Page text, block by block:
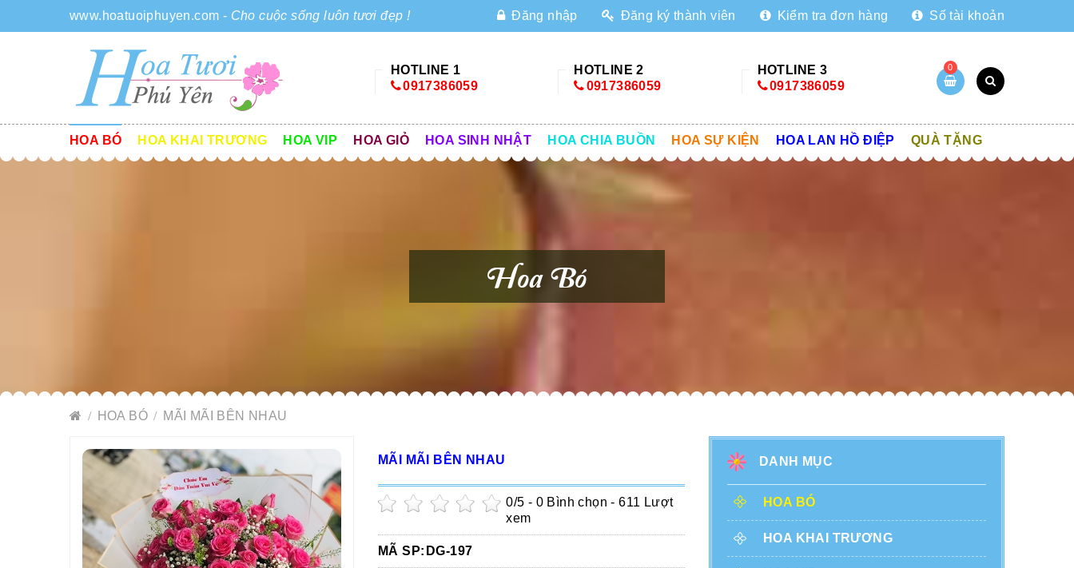
www.hoatuoiphuyen.com - Cho cuộc sống luôn tươi đẹp ! Đăng nhập Đăng ký thành viên Kiểm tra đơn hàng Số tài khoản
HOTLINE 1
0917386059
HOTLINE 2
0917386059
HOTLINE 3
0917386059
0
HOA BÓ HOA KHAI TRƯƠNG HOA VIP HOA GIỎ HOA SINH NHẬT HOA CHIA BUỒN HOA SỰ KIỆN HOA LAN HỒ ĐIỆP QUÀ TẶNG
Hoa Bó
HOA BÓ MÃI MÃI BÊN NHAU
MÃI MÃI BÊN NHAU
0/5 - 0 Bình chọn - 611 Lượt
xem
MÃ SP: DG-197
DANH MỤC
HOA BÓ
HOA KHAI TRƯƠNG